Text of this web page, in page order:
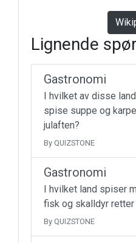
Lignende
Gastronomi
I hvilket av disse
spise suppe og
julaften?
By QUIZSTONE
Gastronomi
I hvilket land spiser
fisk og skalldyr retter
By QUIZSTONE